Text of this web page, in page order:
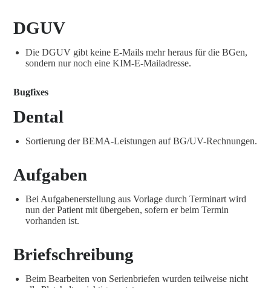
DGUV
Die DGUV gibt keine E-Mails mehr heraus für die BGen,
sondern nur noch eine KIM-E-Mailadresse.
Bugfixes
Dental
Sortierung der BEMA-Leistungen auf BG/UV-Rechnungen.
Aufgaben
Bei Aufgabenerstellung aus Vorlage durch Terminart wird
nun der Patient mit übergeben, sofern er beim Termin
vorhanden ist.
Briefschreibung
Beim Bearbeiten von Serienbriefen wurden teilweise nicht